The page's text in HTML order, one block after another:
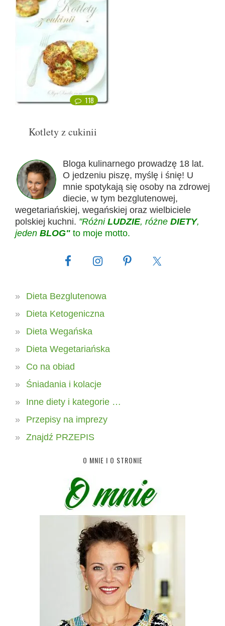
118
Kotlety z cukinii
Bloga kulinarnego prowadzę 18 lat.
O jedzeniu piszę, myślę i śnię! U
mnie spotykają się osoby na zdrowej
diecie, w tym bezglutenowej,
wegetariańskiej, wegańskiej oraz wielbiciele
polskiej kuchni. "Różni LUDZIE, różne DIETY,
jeden BLOG" to moje motto.
Dieta Bezglutenowa
Dieta Ketogeniczna
Dieta Wegańska
Dieta Wegetariańska
Co na obiad
Śniadania i kolacje
Inne diety i kategorie …
Przepisy na imprezy
Znajdź PRZEPIS
O MNIE I O STRONIE